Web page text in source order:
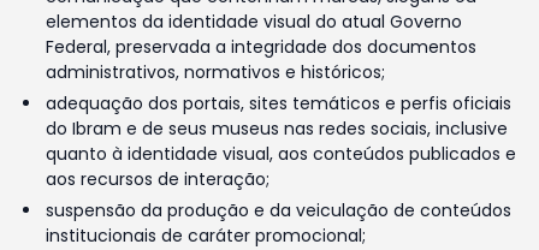
elementos da identidade visual do atual Governo
Federal, preservada a integridade dos documentos
administrativos, normativos e históricos;
adequação dos portais, sites temáticos e perfis oficiais
do Ibram e de seus museus nas redes sociais, inclusive
quanto à identidade visual, aos conteúdos publicados e
aos recursos de interação;
suspensão da produção e da veiculação de conteúdos
institucionais de caráter promocional;